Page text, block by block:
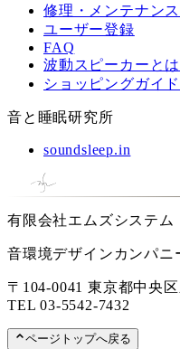
修理・メンテナンス
ユーザー登録
FAQ
波動スピーカーとは
ショッピングガイド
音と睡眠研究所
soundsleep.in
有限会社エムズシステム
音環境デザインカンパニ
〒104-0041 東京都中央
TEL03-5542-7432
ページトップへ戻る